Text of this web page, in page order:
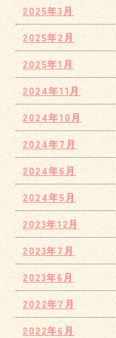
2025年3月
2025年2月
2025年1月
2024年11月
2024年10月
2024年7月
2024年6月
2024年5月
2023年12月
2023年7月
2023年6月
2022年7月
2022年6月